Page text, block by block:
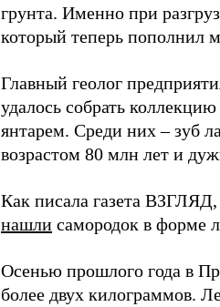
грунта. Именно при
который теперь пополнил
Главный геолог
удалось собрать
янтарем. Среди них – зуб
возрастом 80 млн лет и
Как писала газета
нашли самородок в форме
Осенью прошлого года в
более двух килограммов.